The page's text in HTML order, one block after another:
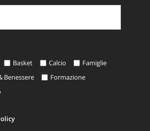
Basket Calcio
Famiglie
Benessere
Formazione